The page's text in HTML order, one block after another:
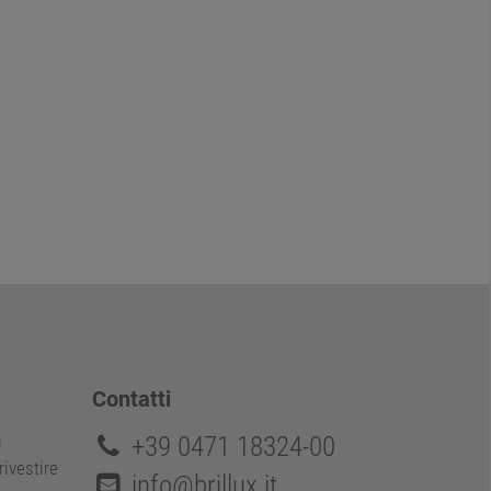
Contatti
+39 0471 18324-00